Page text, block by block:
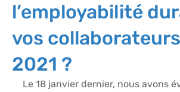
l’employabilité
vos
2021 ?
Le 18 janvier dernier, nous avons